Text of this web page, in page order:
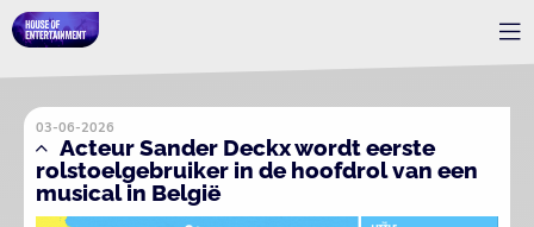
03-06-2026
Acteur Sander Deckx wordt eerste
rolstoelgebruiker in de hoofdrol van een
musical in België